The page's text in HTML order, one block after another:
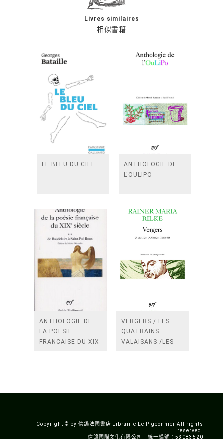
相似書籍
Livres similaires
LE BLEU DU CIEL
ANTHOLOGIE DE
L'OULIPO
ANTHOLOGIE DE
LA POESIE
FRANCAISE DU XIX
VERGERS / LES
QUATRAINS
VALAISANS /LES
Copyright © by 信鴿法國書店 Librairie Le Pigeonnier All rights
reserved.
信鴿國際文化有限公司 統一編號：53083520